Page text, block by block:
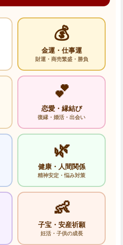
💰
金運・仕事運
財運・商売繁盛・勝負
💕
恋愛・縁結び
復縁・婚活・出会い
🌿
健康・人間関係
精神安定・悩み対策
👶
子宝・安産祈願
妊活・子供の成長